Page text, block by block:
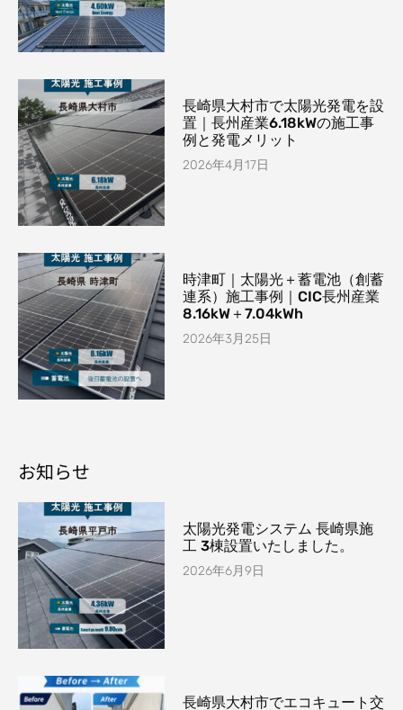
長崎県大村市で太陽光発電を設
置｜長州産業6.18kWの施工事
例と発電メリット
2026年4月17日
時津町｜太陽光＋蓄電池（創蓄
連系）施工事例｜CIC長州産業
8.16kW＋7.04kWh
2026年3月25日
お知らせ
太陽光発電システム 長崎県施
工 3棟設置いたしました。
2026年6月9日
長崎県大村市でエコキュート交